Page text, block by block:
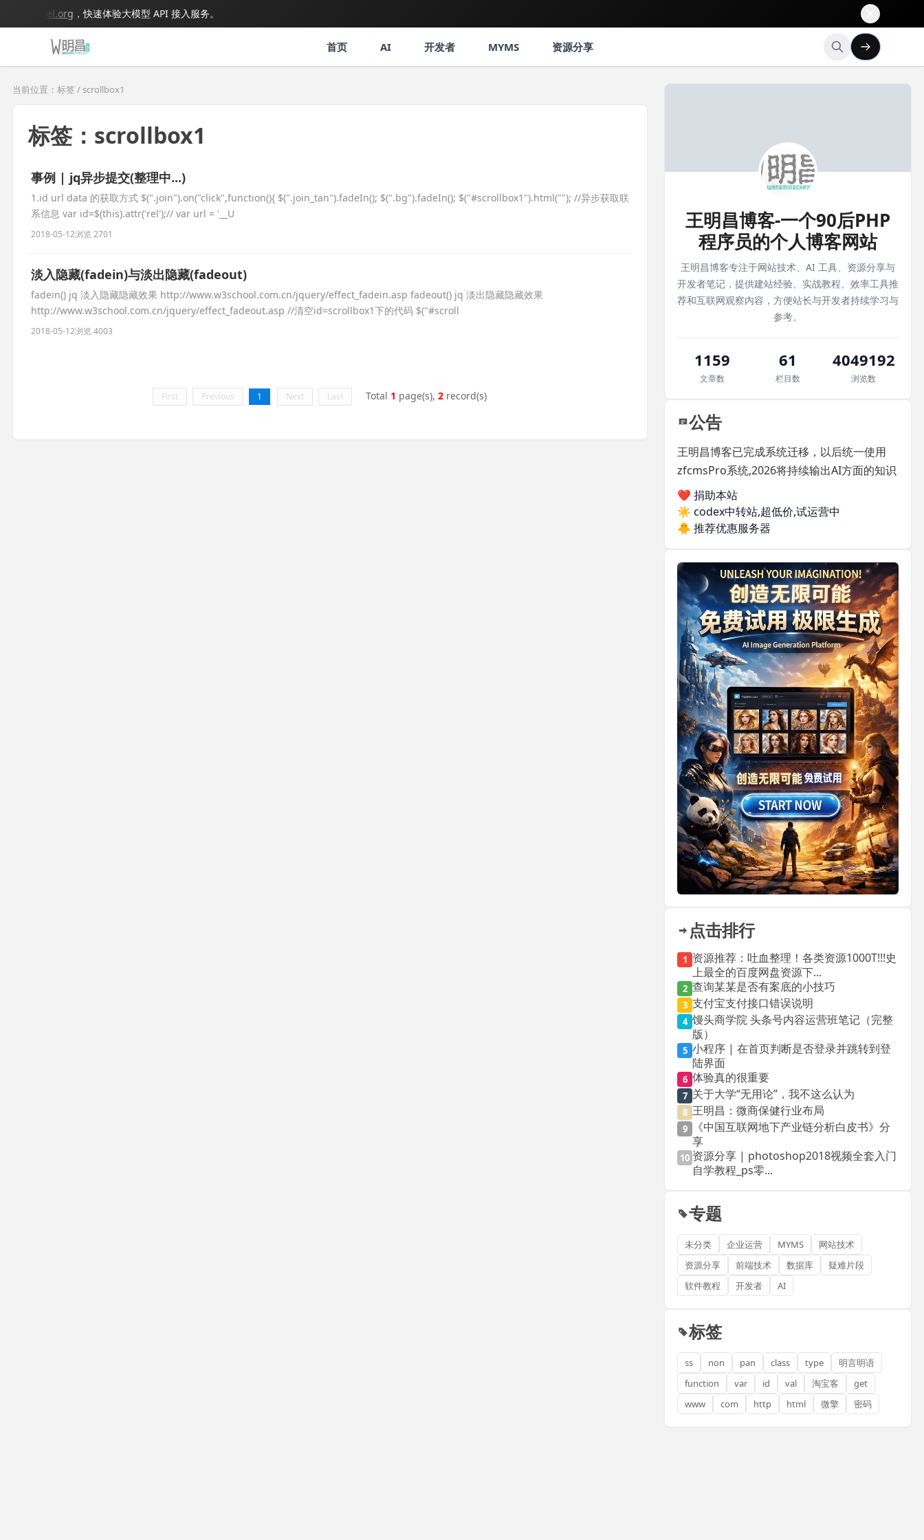
，快速体验大模型 API 接入服务。
首页 AI 开发者 MYMS 资源分享
当前位置：标签 / scrollbox1
标签：scrollbox1
事例 | jq异步提交(整理中...)
1.id url data 的获取方式 $(".join").on("click",function(){ $(".join_tan").fadeIn(); $(".bg").fadeIn(); $("#scrollbox1").html(""); //异步获取联
系信息 var id=$(this).attr('rel');// var url = '__U
2018-05-12浏览 2701
淡入隐藏(fadein)与淡出隐藏(fadeout)
fadein() jq 淡入隐藏隐藏效果 http://www.w3school.com.cn/jquery/effect_fadein.asp fadeout() jq 淡出隐藏隐藏效果
http://www.w3school.com.cn/jquery/effect_fadeout.asp //清空id=scrollbox1下的代码 $("#scroll
2018-05-12浏览 4003
First Previous 1 Next Last Total 1 page(s), 2 record(s)
王明昌博客-一个90后PHP
程序员的个人博客网站
王明昌博客专注于网站技术、AI 工具、资源分享与
开发者笔记，提供建站经验、实战教程、效率工具推
荐和互联网观察内容，方便站长与开发者持续学习与
参考。
1159
文章数
61
栏目数
4049192
浏览数
公告
王明昌博客已完成系统迁移，以后统一使用
zfcmsPro系统,2026将持续输出AI方面的知识
❤️ 捐助本站
☀️ codex中转站,超低价,试运营中
🐥 推荐优惠服务器
点击排行
1 资源推荐：吐血整理！各类资源1000T!!!史
上最全的百度网盘资源下...
2 查询某某是否有案底的小技巧
3 支付宝支付接口错误说明
4 馒头商学院 头条号内容运营班笔记（完整
版）
5 小程序 | 在首页判断是否登录并跳转到登
陆界面
6 体验真的很重要
7 关于大学“无用论”，我不这么认为
8 王明昌：微商保健行业布局
9
《中国互联网地下产业链分析白皮书》分
享
10 资源分享 | photoshop2018视频全套入门
自学教程_ps零...
专题
未分类 企业运营 MYMS
网站技术
资源分享
前端技术 数据库
疑难片段
软件教程
开发者 AI
标签
ss non pan class type
明言明语
function
var id val 淘宝客
get
www
com http html 微擎 密码